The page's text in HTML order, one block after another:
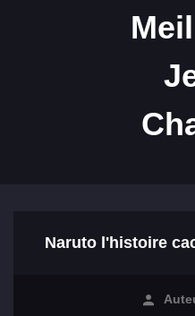
Naruto l'histoire